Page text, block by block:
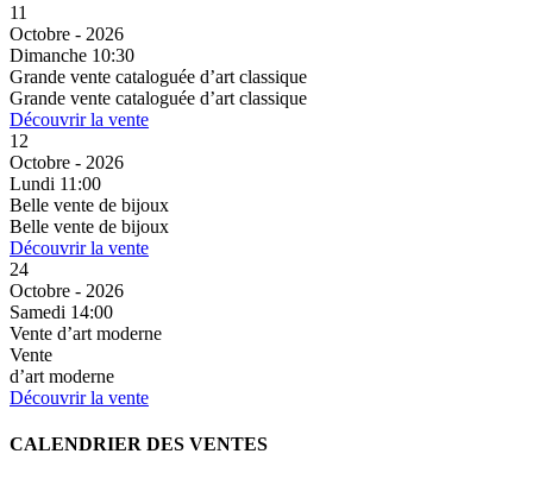
11
Octobre - 2026
Dimanche 10:30
Grande vente cataloguée d’art classique
Grande vente cataloguée d’art classique
Découvrir la vente
12
Octobre - 2026
Lundi 11:00
Belle vente de bijoux
Belle vente de bijoux
Découvrir la vente
24
Octobre - 2026
Samedi 14:00
Vente d’art moderne
Vente
d’art moderne
Découvrir la vente
CALENDRIER DES VENTES